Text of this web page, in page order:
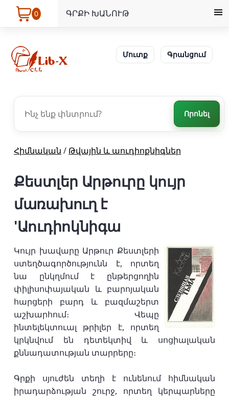
0 ԳՐՔԻ ԽԱՆՈՒԹ
Մուտք Գրանցում
Որոնել
Հիմնական / Թվային և աուդիոքնիգներ
Քեստլեր Արթուրը կույր
մառախուղ է
'Աուդիոկնիգա
Կույր խավարը Արթուր Քեստլերի
ստեղծագործությունն է, որտեղ
նա ընկղմում է ընթերցողին
փիլիսոփայական և բարոյական
հարցերի բարդ և բազմաշերտ
աշխարհում։ Վեպը
ինտելեկտուալ թրիլեր է, որտեղ
կրկնվում են դետեկտիվ և սոցիալական
քննադատության տարրերը։
Գրքի սյուժեն տեղի է ունենում հիմնական
իրադարձության շուրջ, որտեղ կերպարները